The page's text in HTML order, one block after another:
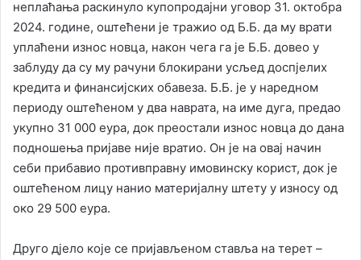
неплаћања раскинуло купопродајни уговор 31. октобра
2024. године, оштећени је тражио од Б.Б. да му врати
уплаћени износ новца, након чега га је Б.Б. довео у
заблуду да су му рачуни блокирани усљед доспјелих
кредита и финансијских обавеза. Б.Б. је у наредном
периоду оштећеном у два наврата, на име дуга, предао
укупно 31 000 еура, док преостали износ новца до дана
подношења пријаве није вратио. Он је на овај начин
себи прибавио противправну имовинску корист, док је
оштећеном лицу нанио материјалну штету у износу од
око 29 500 еура.
Друго дјело које се пријављеном ставља на терет –